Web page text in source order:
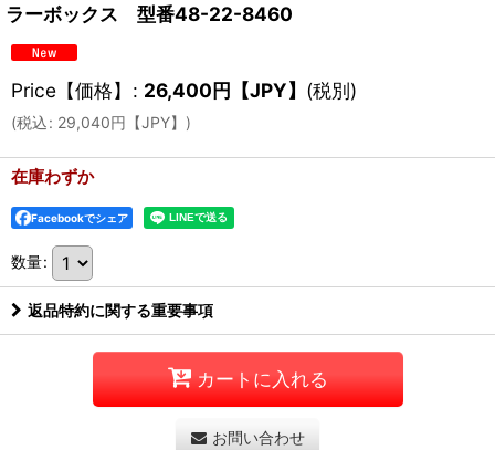
ラーボックス 型番48-22-8460
Price【価格】 : 26,400円【JPY】 (税別)
(税込: 29,040円【JPY】 )
在庫わずか
Facebookでシェア
数量:
返品特約に関する重要事項
カートに入れる
お問い合わせ